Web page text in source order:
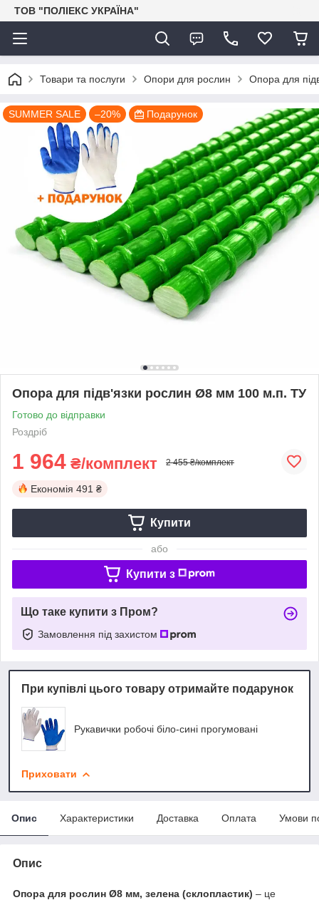
ТОВ "ПОЛІЕКС УКРАЇНА"
Товари та послуги Опори для рослин Опора для
SUMMER SALE –20% Подарунок
Опора для підв'язки рослин Ø8 мм 100 м.п. ТУ
Готово до відправки
Роздріб
1 964 ₴/комплект 2 455 ₴/комплект
Економія 491 ₴
Купити
або
Купити з
Що таке купити з Пром?
Замовлення під захистом
При купівлі цього товару отримайте подарунок
Рукавички робочі біло-сині прогумовані
Приховати
Опис Характеристики Доставка Оплата Умови
Опис
Опора для рослин Ø8 мм, зелена (склопластик) – це